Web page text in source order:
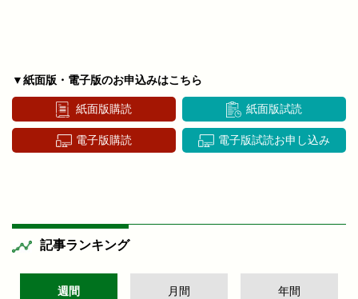
▼紙面版・電子版のお申込みはこちら
紙面版購読 紙面版試読
電子版購読 電子版試読お申し込み
記事ランキング
週間 月間 年間